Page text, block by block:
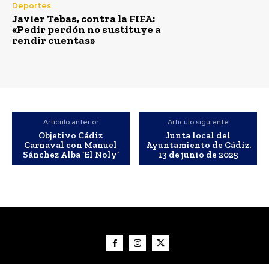
Deportes
Javier Tebas, contra la FIFA:
«Pedir perdón no sustituye a
rendir cuentas»
Artículo anterior
Objetivo Cádiz
Carnaval con Manuel
Sánchez Alba ‘El Noly’
Artículo siguiente
Junta local del
Ayuntamiento de Cádiz.
13 de junio de 2025